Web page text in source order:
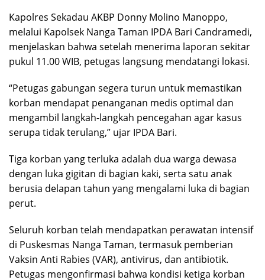
Kapolres Sekadau AKBP Donny Molino Manoppo,
melalui Kapolsek Nanga Taman IPDA Bari Candramedi,
menjelaskan bahwa setelah menerima laporan sekitar
pukul 11.00 WIB, petugas langsung mendatangi lokasi.
“Petugas gabungan segera turun untuk memastikan
korban mendapat penanganan medis optimal dan
mengambil langkah-langkah pencegahan agar kasus
serupa tidak terulang,” ujar IPDA Bari.
Tiga korban yang terluka adalah dua warga dewasa
dengan luka gigitan di bagian kaki, serta satu anak
berusia delapan tahun yang mengalami luka di bagian
perut.
Seluruh korban telah mendapatkan perawatan intensif
di Puskesmas Nanga Taman, termasuk pemberian
Vaksin Anti Rabies (VAR), antivirus, dan antibiotik.
Petugas mengonfirmasi bahwa kondisi ketiga korban